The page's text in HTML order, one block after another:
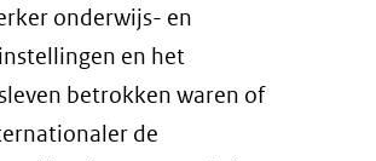
onderwijs- en
en het
betrokken waren of
de